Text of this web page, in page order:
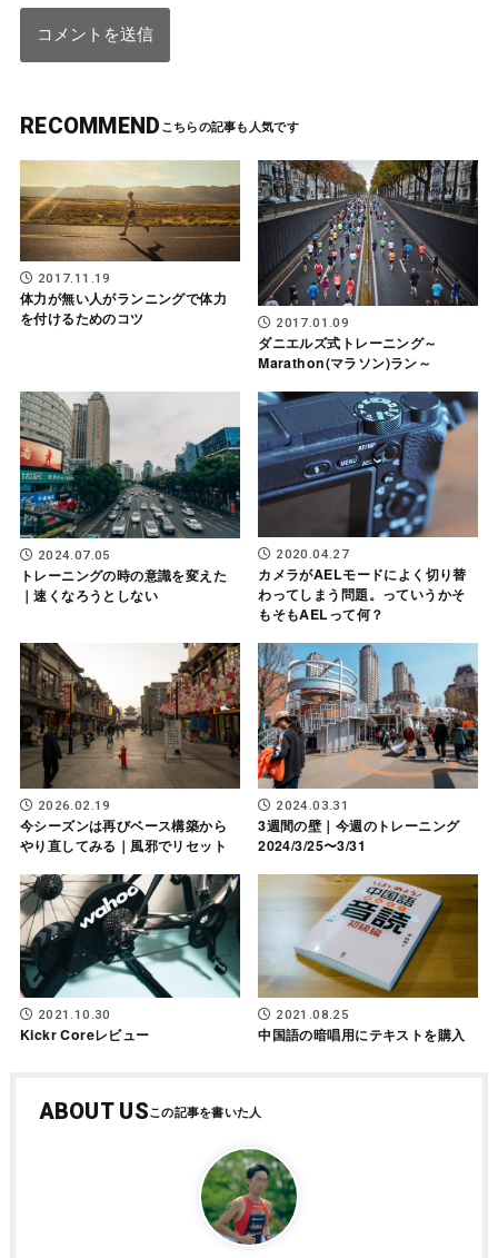
RECOMMEND
2017.11.19
体力が無い人がランニングで体力
を付けるためのコツ
2017.01.09
ダニエルズ式トレーニング～
Marathon(マラソン)ラン～
2024.07.05
トレーニングの時の意識を変えた
｜速くなろうとしない
2020.04.27
カメラがAELモードによく切り替
わってしまう問題。っていうかそ
もそもAELって何？
2026.02.19
今シーズンは再びベース構築から
やり直してみる｜風邪でリセット
2024.03.31
3週間の壁｜今週のトレーニング
2024/3/25〜3/31
2021.10.30
Kickr Coreレビュー
2021.08.25
中国語の暗唱用にテキストを購入
ABOUT US